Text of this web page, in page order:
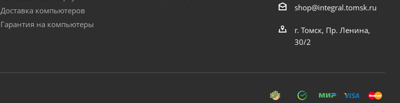
Доставка компьютеров
Гарантия на компьютеры
shop@integral.tomsk.ru
г. Томск, Пр. Ленина,
30/2